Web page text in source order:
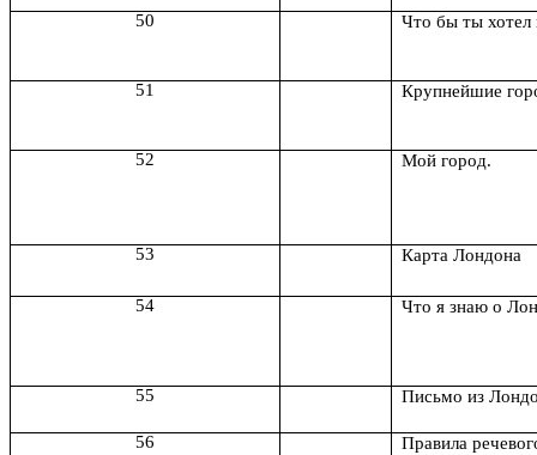
50 Что бы ты хотел
51 Крупнейшие
52 Мой город.
53 Карта Лондона
54 Что я знаю о
55 Письмо из
56 Правила